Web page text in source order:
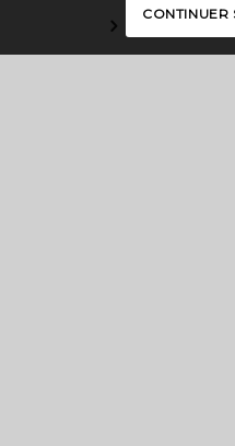
CONTINUER